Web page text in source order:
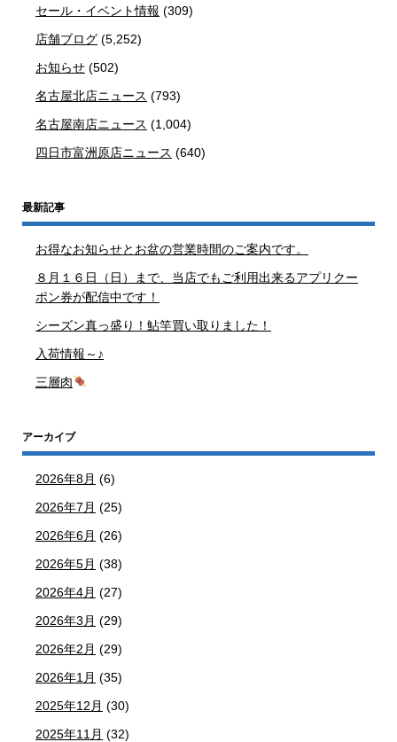
セール・イベント情報 (309)
店舗ブログ (5,252)
お知らせ (502)
名古屋北店ニュース (793)
名古屋南店ニュース (1,004)
四日市富洲原店ニュース (640)
最新記事
お得なお知らせとお盆の営業時間のご案内です。
８月１６日（日）まで、当店でもご利用出来るアプリクー
ポン券が配信中です！
シーズン真っ盛り！鮎竿買い取りました！
入荷情報～♪
三層肉
アーカイブ
2026年8月 (6)
2026年7月 (25)
2026年6月 (26)
2026年5月 (38)
2026年4月 (27)
2026年3月 (29)
2026年2月 (29)
2026年1月 (35)
2025年12月 (30)
2025年11月 (32)